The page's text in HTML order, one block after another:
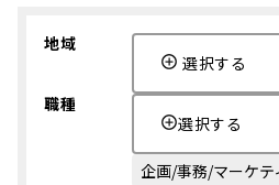
地域
選択する
職種
選択する
企画/事務/マーケテ